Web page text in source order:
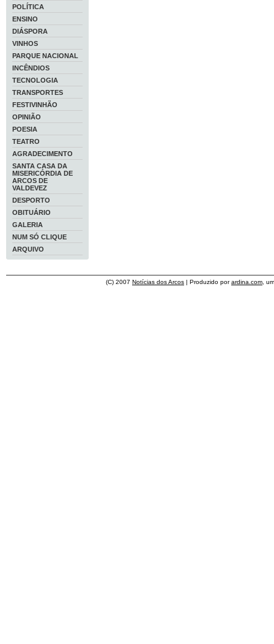
POLÍTICA
ENSINO
DIÁSPORA
VINHOS
PARQUE NACIONAL
INCÊNDIOS
TECNOLOGIA
TRANSPORTES
FESTIVINHÃO
OPINIÃO
POESIA
TEATRO
AGRADECIMENTO
SANTA CASA DA
MISERICÓRDIA DE
ARCOS DE
VALDEVEZ
DESPORTO
OBITUÁRIO
GALERIA
NUM SÓ CLIQUE
ARQUIVO
(C) 2007 Notícias dos Arcos | Produzido porardina.com ,